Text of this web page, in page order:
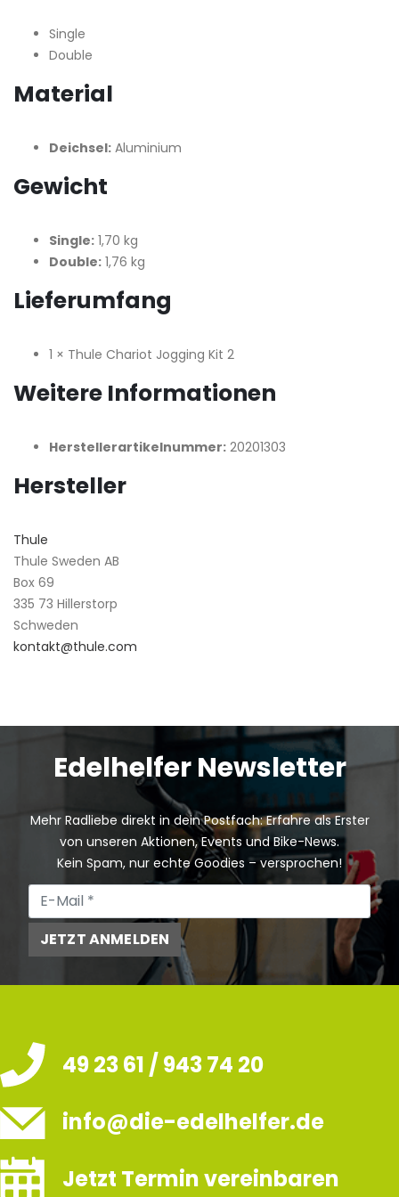
Single
Double
Material
Deichsel: Aluminium
Gewicht
Single: 1,70 kg
Double: 1,76 kg
Lieferumfang
1 × Thule Chariot Jogging Kit 2
Weitere Informationen
Herstellerartikelnummer: 20201303
Hersteller
Thule
Thule Sweden AB
Box 69
335 73 Hillerstorp
Schweden
kontakt@thule.com
Edelhelfer Newsletter
Mehr Radliebe direkt in dein Postfach: Erfahre als Erster
von unseren Aktionen, Events und Bike-News.
Kein Spam, nur echte Goodies – versprochen!
JETZT ANMELDEN
49 23 61 / 943 74 20
info@die-edelhelfer.de
Jetzt Termin vereinbaren